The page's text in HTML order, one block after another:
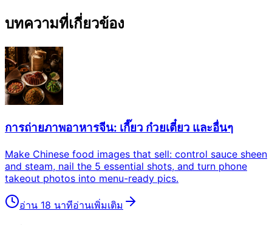
บทความที่เกี่ยวข้อง
การถ่ายภาพอาหารจีน: เกี๊ยว ก๋วยเตี๋ยว และอื่นๆ
Make Chinese food images that sell: control sauce sheen
and steam, nail the 5 essential shots, and turn phone
takeout photos into menu-ready pics.
อ่าน 18 นาทีอ่านเพิ่มเติม